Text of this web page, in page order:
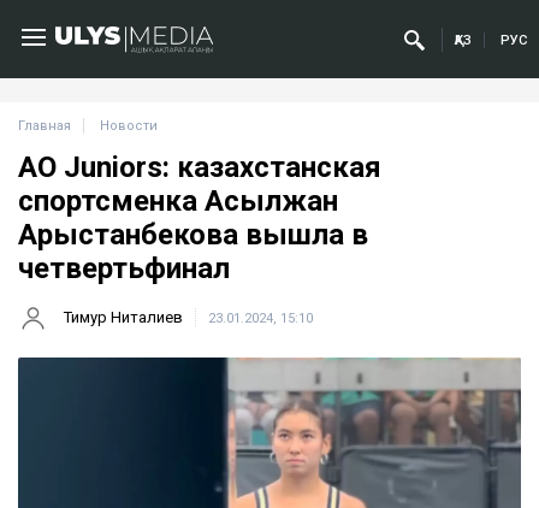
ҚАЗ РУС
Главная Новости
AO Juniors: казахстанская
спортсменка Асылжан
Арыстанбекова вышла в
четвертьфинал
Тимур Ниталиев 23.01.2024, 15:10